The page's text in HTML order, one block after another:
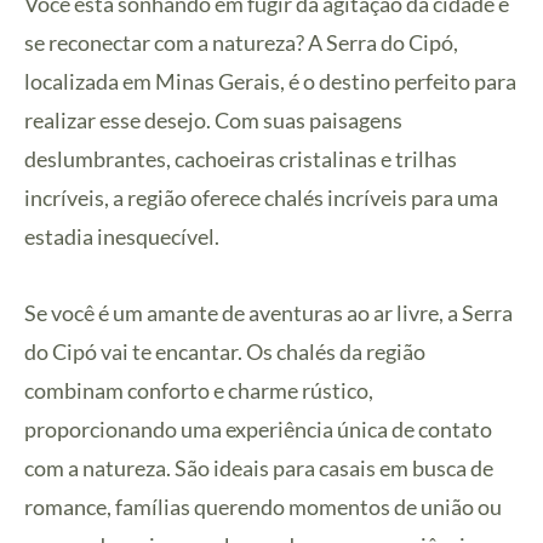
se reconectar com a natureza? A Serra do Cipó,
localizada em Minas Gerais, é o destino perfeito para
realizar esse desejo. Com suas paisagens
deslumbrantes, cachoeiras cristalinas e trilhas
incríveis, a região oferece chalés incríveis para uma
estadia inesquecível.
Se você é um amante de aventuras ao ar livre, a Serra
do Cipó vai te encantar. Os chalés da região
combinam conforto e charme rústico,
proporcionando uma experiência única de contato
com a natureza. São ideais para casais em busca de
romance, famílias querendo momentos de união ou